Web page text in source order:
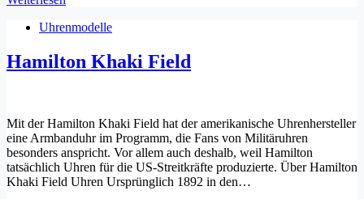
Bill
Uhrenmodelle
Hamilton Khaki Field
Mit der Hamilton Khaki Field hat der amerikanische Uhrenhersteller
eine Armbanduhr im Programm, die Fans von Militäruhren
besonders anspricht. Vor allem auch deshalb, weil Hamilton
tatsächlich Uhren für die US-Streitkräfte produzierte. Über Hamilton
Khaki Field Uhren Ursprünglich 1892 in den…